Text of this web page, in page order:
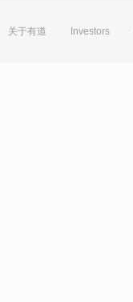
关于有道 Investors